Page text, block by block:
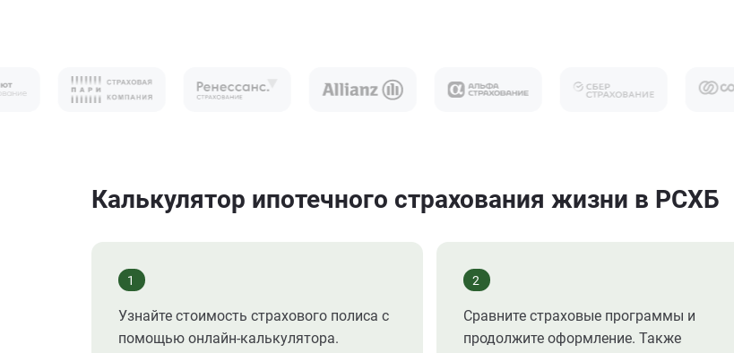
Калькулятор ипотечного страхования жизни в РСХБ
1
Узнайте стоимость страхового полиса с
помощью онлайн-калькулятора.
2
Сравните страховые программы и
продолжите оформление. Также